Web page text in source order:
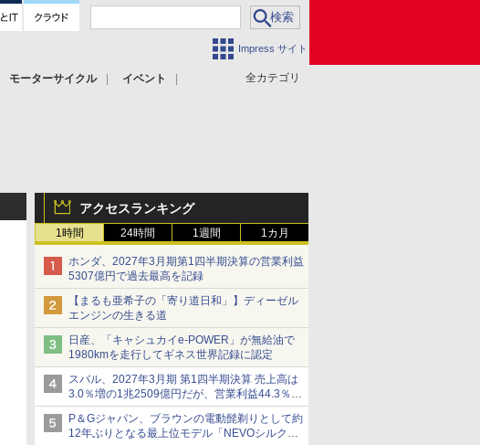
Impress サイト
全カテゴリ
モーターサイクル
イベント
アクセスランキング
1時間 24時間 1週間 1カ月
ホンダ、2027年3月期第1四半期決算の営業利益
5307億円で過去最高を記録
【まるも亜希子の「寄り道日和」】ディーゼル
エンジンの生きる道
日産、「キャシュカイe-POWER」が無給油で
1980kmを走行してギネス世界記録に認定
スバル、2027年3月期 第1四半期決算 売上高は
3.0％増の1兆2509億円だが、営業利益44.3％減
の426億円、当期利益10.3％減の492億円で増収
減益
P＆Gジャパン、ブラウンの電動髭剃りとして約
12年ぶりとなる最上位モデル「NEVOシルクシ